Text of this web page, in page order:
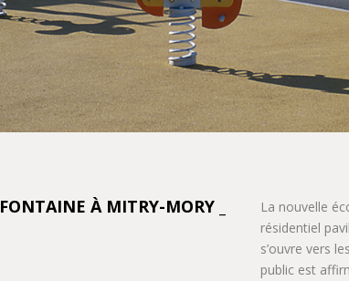
À MITRY-MORY _
La nouvelle
résidentiel
s’ouvre vers
public est